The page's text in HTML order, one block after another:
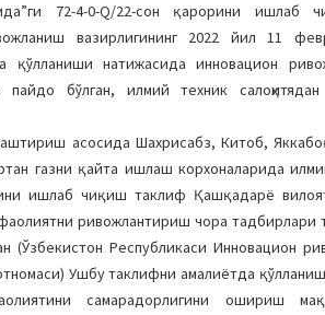
72-4-0-Q/22-cон қарорини ишлаб
вазирлигининг 2022 йил 11
натижасида инновацион
бўлган, илмий техник
асосида Шахрисабз, Китоб,
газни қайта ишлаш корхоналарида
ишлаб чиқиш таклиф Қашқадарё
ривожлантириш чора тадбирлари
Республикаси Инновацион
Ушбу таклифни амалиётда
самарадорлигини ошириш